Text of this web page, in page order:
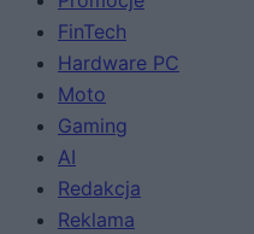
FinTech
Hardware PC
Moto
Gaming
AI
Redakcja
Reklama